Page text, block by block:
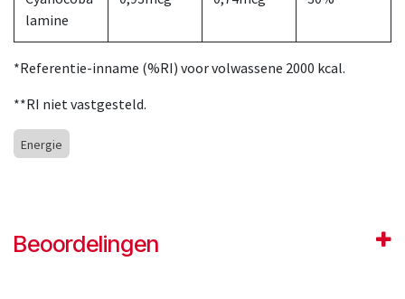
lamine
*Referentie-inname (%RI) voor volwassene 2000 kcal.
**RI niet vastgesteld.
Energie
Beoordelingen